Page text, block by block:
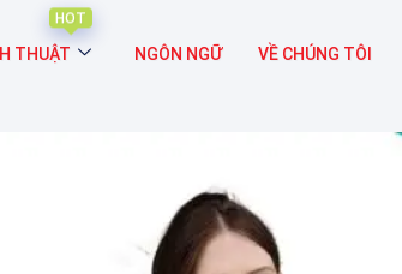
HOT
THUẬT NGÔN NGỮ VỀ CHÚNG TÔI